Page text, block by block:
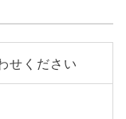
せください